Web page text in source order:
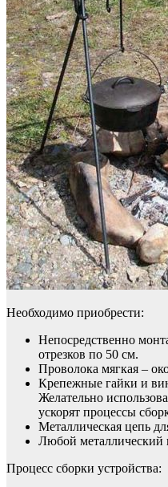
Необходимо приобрести:
Непосредственно
отрезков по 50 см.
Проволока мягкая –
Крепежные гайки и
Желательно
ускорят процессы
Металлическая цепь
Любой металлический
Процесс сборки устройства: